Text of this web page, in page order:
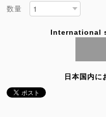
数量
International
日本国内に